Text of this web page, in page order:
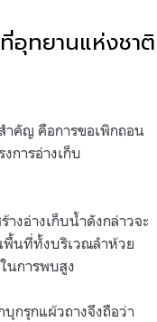
อุทยานแห่งชาติ
ำคัญ คือการขอเพิกถอน
การอ่างเก็บ
งอ่างเก็บน้ำดังกล่าวจะ
พื้นที่ทั้งบริเวณลำห้วย
นการพบสูง
กรุกแผ้วถางจึงถือว่า